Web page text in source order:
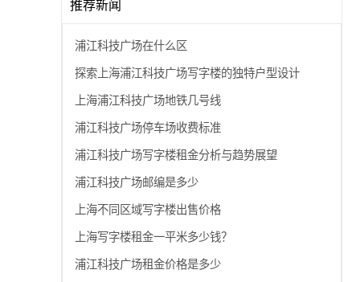
推荐新闻
浦江科技广场在什么区
探索上海浦江科技广场写字楼的独特户型设计
上海浦江科技广场地铁几号线
浦江科技广场停车场收费标准
浦江科技广场写字楼租金分析与趋势展望
浦江科技广场邮编是多少
上海不同区域写字楼出售价格
上海写字楼租金一平米多少钱？
浦江科技广场租金价格是多少